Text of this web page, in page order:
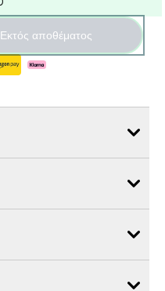
Εκτός αποθέματος